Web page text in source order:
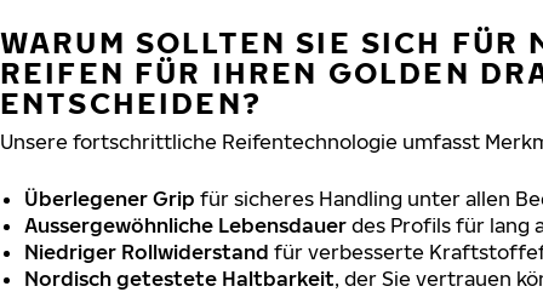
WARUM SOLLTEN SIE SICH FÜR
REIFEN FÜR IHREN GOLDEN
ENTSCHEIDEN?
Unsere fortschrittliche Reifentechnologie umfasst
Überlegener Grip für sicheres Handling unter allen
Aussergewöhnliche Lebensdauer des Profils für lang
Niedriger Rollwiderstand für verbesserte
Nordisch getestete Haltbarkeit, der Sie vertrauen